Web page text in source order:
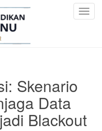
T
i
g
Skenario
Data
Blackout